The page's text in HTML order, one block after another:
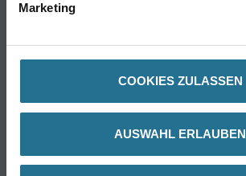
Marketing
COOKIES ZULASSEN
AUSWAHL ERLAUBEN
Wand- & Deckenbeläge
Winkler & Gräbner
Services